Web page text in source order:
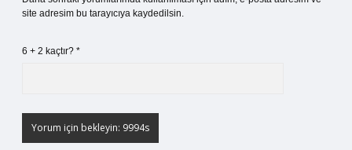
site adresim bu tarayıcıya kaydedilsin.
6 + 2 kaçtır? *